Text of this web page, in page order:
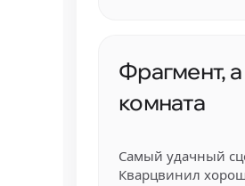
Фрагмент, а
комната
Самый удачный
Кварцвинил